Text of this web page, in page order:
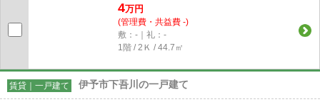
4万円
(管理費・共益費 -)
敷：-｜礼：-
1階 / 2Ｋ / 44.7㎡
賃貸｜一戸建て 伊予市下吾川の一戸建て